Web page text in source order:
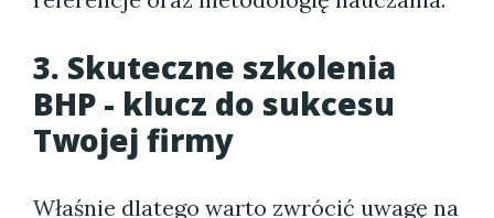
3. Skuteczne szkolenia
BHP - klucz do sukcesu
Twojej firmy
Właśnie dlatego warto zwrócić uwagę na